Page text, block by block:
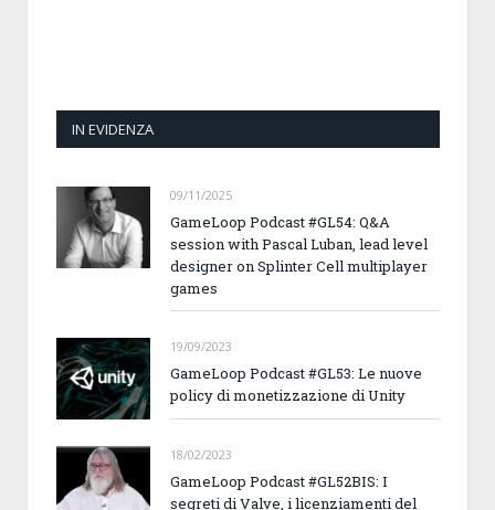
IN EVIDENZA
09/11/2025
GameLoop Podcast #GL54: Q&A
session with Pascal Luban, lead level
designer on Splinter Cell multiplayer
games
19/09/2023
GameLoop Podcast #GL53: Le nuove
policy di monetizzazione di Unity
18/02/2023
GameLoop Podcast #GL52BIS: I
segreti di Valve, i licenziamenti del